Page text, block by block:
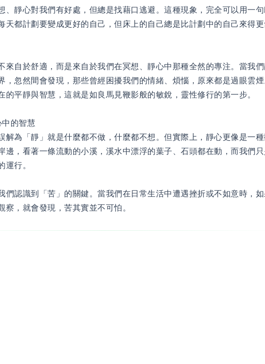
、靜心對我們有好處，但總是找藉口逃避。這種現象，完全可以用一
天都計劃要變成更好的自己，但床上的自己總是比計劃中的自己來得更
來自於舒適，而是來自於我們在冥想、靜心中那種全然的專注。當我
，忽然間會發現，那些曾經困擾我們的情緒、煩惱，原來都是過眼雲
的平靜與智慧，這就是如良馬見鞭影般的敏銳，靈性修行的第一步。
的智慧
解為「靜」就是什麼都不做，什麼都不想。但實際上，靜心更像是一種
邊，看著一條流動的小溪，溪水中漂浮的葉子、石頭都在動，而我們
運行。
們認識到「苦」的關鍵。當我們在日常生活中遭遇挫折或不如意時，
察，就會發現，苦其實並不可怕。